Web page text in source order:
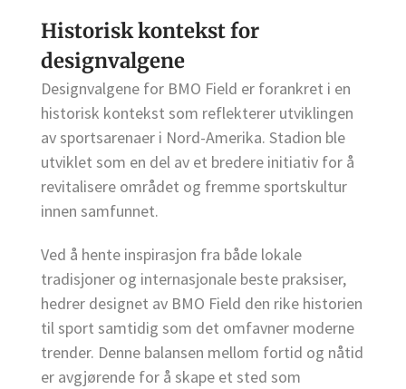
Historisk kontekst for
designvalgene
Designvalgene for BMO Field er forankret i en
historisk kontekst som reflekterer utviklingen
av sportsarenaer i Nord-Amerika. Stadion ble
utviklet som en del av et bredere initiativ for å
revitalisere området og fremme sportskultur
innen samfunnet.
Ved å hente inspirasjon fra både lokale
tradisjoner og internasjonale beste praksiser,
hedrer designet av BMO Field den rike historien
til sport samtidig som det omfavner moderne
trender. Denne balansen mellom fortid og nåtid
er avgjørende for å skape et sted som